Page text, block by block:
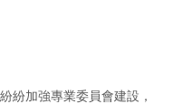
紛加強專業委員會建設，